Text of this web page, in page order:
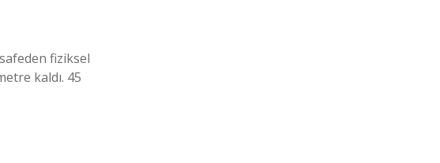
fiziksel
kaldı. 45